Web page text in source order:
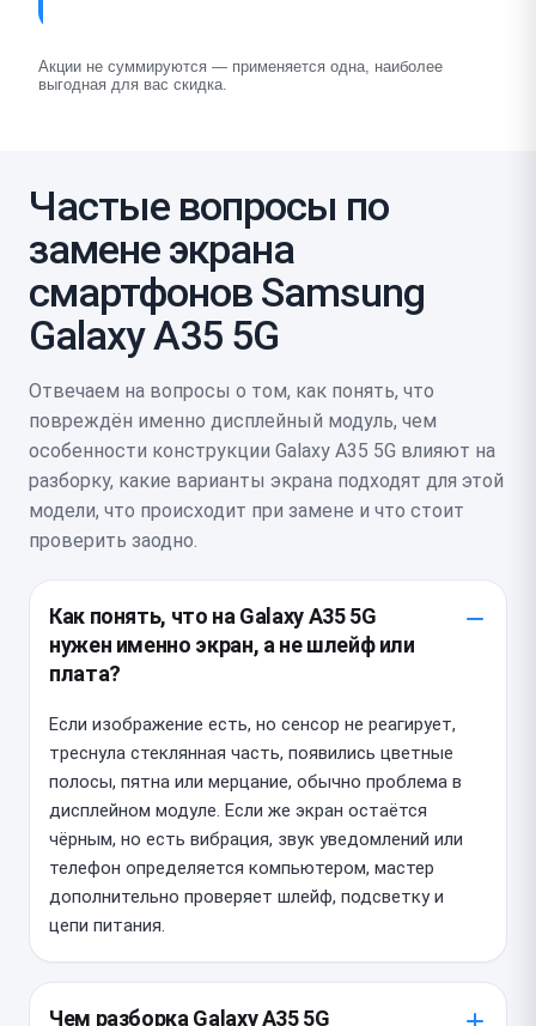
Акции не суммируются — применяется одна, наиболее
выгодная для вас скидка.
Частые вопросы по
замене экрана
смартфонов Samsung
Galaxy A35 5G
Отвечаем на вопросы о том, как понять, что
повреждён именно дисплейный модуль, чем
особенности конструкции Galaxy A35 5G влияют на
разборку, какие варианты экрана подходят для этой
модели, что происходит при замене и что стоит
проверить заодно.
Как понять, что на Galaxy A35 5G
нужен именно экран, а не шлейф или
плата?
Если изображение есть, но сенсор не реагирует,
треснула стеклянная часть, появились цветные
полосы, пятна или мерцание, обычно проблема в
дисплейном модуле. Если же экран остаётся
чёрным, но есть вибрация, звук уведомлений или
телефон определяется компьютером, мастер
дополнительно проверяет шлейф, подсветку и
цепи питания.
Чем разборка Galaxy A35 5G